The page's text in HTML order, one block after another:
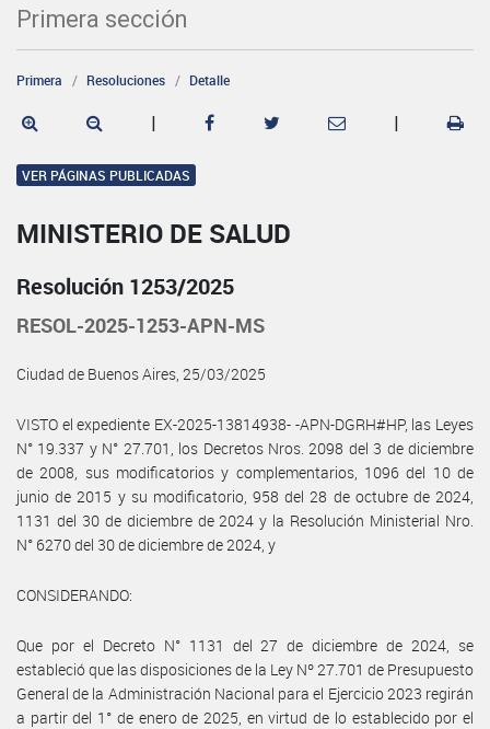
Primera sección
Primera Resoluciones Detalle
| |
VER PÁGINAS PUBLICADAS
MINISTERIO DE SALUD
Resolución 1253/2025
RESOL-2025-1253-APN-MS
Ciudad de Buenos Aires, 25/03/2025
VISTO el expediente EX-2025-13814938- -APN-DGRH#HP, las Leyes
N° 19.337 y N° 27.701, los Decretos Nros. 2098 del 3 de diciembre
de 2008, sus modificatorios y complementarios, 1096 del 10 de
junio de 2015 y su modificatorio, 958 del 28 de octubre de 2024,
1131 del 30 de diciembre de 2024 y la Resolución Ministerial Nro.
N° 6270 del 30 de diciembre de 2024, y
CONSIDERANDO:
Que por el Decreto N° 1131 del 27 de diciembre de 2024, se
estableció que las disposiciones de la Ley Nº 27.701 de Presupuesto
General de la Administración Nacional para el Ejercicio 2023 regirán
a partir del 1° de enero de 2025, en virtud de lo establecido por el